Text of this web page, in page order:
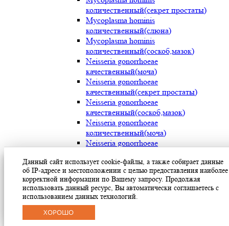
количественный(секрет простаты)
Mycoplasma hominis
количественный(слюна)
Mycoplasma hominis
количественный(соскоб,мазок)
Neisseria gonorrhoeae
качественный(моча)
Neisseria gonorrhoeae
качественный(секрет простаты)
Neisseria gonorrhoeae
качественный(соскоб,мазок)
Neisseria gonorrhoeae
количественный(моча)
Neisseria gonorrhoeae
Neisseria gonorrhoeae
количественный(соскоб,мазок)
Streptococcus pyogenes (мокрота)
Streptococcus pyogenes (носоглотка)
Streptococcus pyogenes(мазок с раневой
Данный сайт использует cookie-файлы, а также собирает данные
об IP-адресе и местоположении с целью предоставления наиболее
корректной информации по Вашему запросу. Продолжая
использовать данный ресурс, Вы автоматически соглашаетесь с
использованием данных технологий.
ХОРОШО